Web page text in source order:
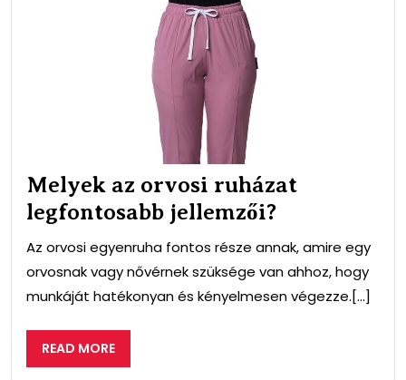
Melyek az orvosi ruházat
legfontosabb jellemzői?
Az orvosi egyenruha fontos része annak, amire egy
orvosnak vagy nővérnek szüksége van ahhoz, hogy
munkáját hatékonyan és kényelmesen végezze.[...]
READ MOREREAD
MORE